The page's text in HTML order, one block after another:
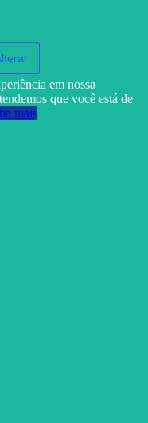
em nossa
que você está de
mais